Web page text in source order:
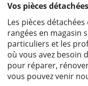
Vos pièces
Les pièces
rangées en magasin
particuliers et les
où vous avez besoin
pour réparer,
vous pouvez venir